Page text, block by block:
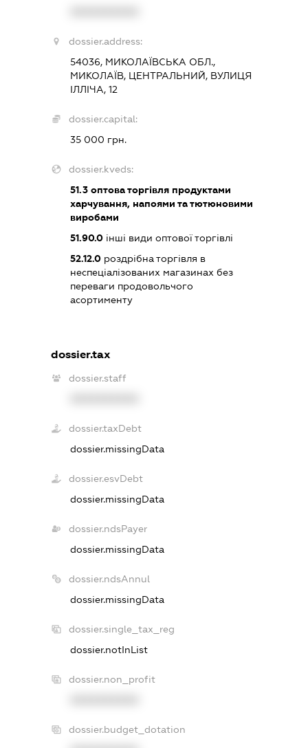
dossier.address:
54036, МИКОЛАЇВСЬКА ОБЛ.,
МИКОЛАЇВ, ЦЕНТРАЛЬНИЙ, ВУЛИЦЯ
ІЛЛІЧА, 12
dossier.capital:
35 000 грн.
dossier.kveds:
51.3 оптова торгівля продуктами
харчування, напоями та тютюновими
виробами
51.90.0 інші види оптової торгівлі
52.12.0 роздрібна торгівля в
неспеціалізованих магазинах без
переваги продовольчого
асортименту
dossier.tax
dossier.staff
dossier.taxDebt
dossier.missingData
dossier.esvDebt
dossier.missingData
dossier.ndsPayer
dossier.missingData
dossier.ndsAnnul
dossier.missingData
dossier.single_tax_reg
dossier.notInList
dossier.non_profit
dossier.budget_dotation